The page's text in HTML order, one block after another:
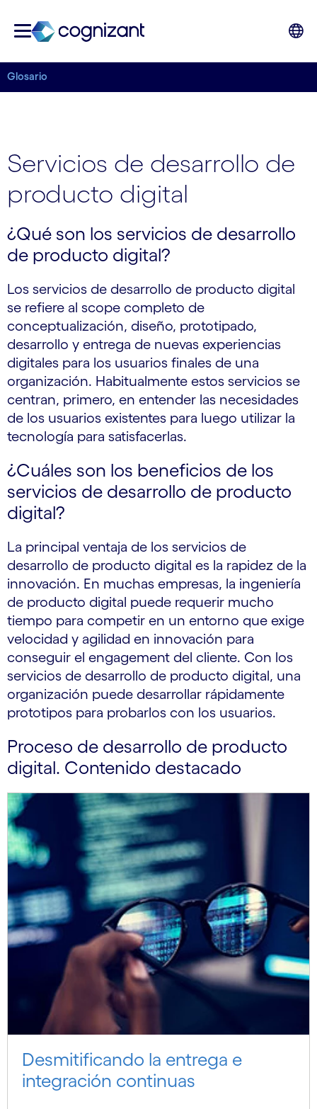
Glosario
Servicios de desarrollo de
producto digital
¿Qué son los servicios de desarrollo
de producto digital?
Los servicios de desarrollo de producto digital
se refiere al scope completo de
conceptualización, diseño, prototipado,
desarrollo y entrega de nuevas experiencias
digitales para los usuarios finales de una
organización. Habitualmente estos servicios se
centran, primero, en entender las necesidades
de los usuarios existentes para luego utilizar la
tecnología para satisfacerlas.
¿Cuáles son los beneficios de los
servicios de desarrollo de producto
digital?
La principal ventaja de los servicios de
desarrollo de producto digital es la rapidez de la
innovación. En muchas empresas, la ingeniería
de producto digital puede requerir mucho
tiempo para competir en un entorno que exige
velocidad y agilidad en innovación para
conseguir el engagement del cliente. Con los
servicios de desarrollo de producto digital, una
organización puede desarrollar rápidamente
prototipos para probarlos con los usuarios.
Proceso de desarrollo de producto
digital. Contenido destacado
Desmitificando la entrega e
integración continuas